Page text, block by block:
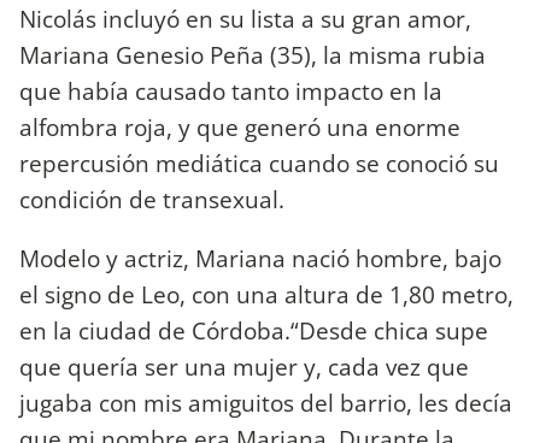
Nicolás incluyó en su lista a su gran amor,
Mariana Genesio Peña (35), la misma rubia
que había causado tanto impacto en la
alfombra roja, y que generó una enorme
repercusión mediática cuando se conoció su
condición de transexual.
Modelo y actriz, Mariana nació hombre, bajo
el signo de Leo, con una altura de 1,80 metro,
en la ciudad de Córdoba.“Desde chica supe
que quería ser una mujer y, cada vez que
jugaba con mis amiguitos del barrio, les decía